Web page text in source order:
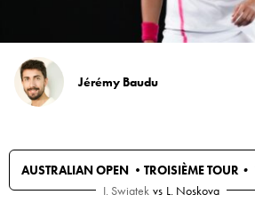
Jérémy Baudu
AUSTRALIAN OPEN • TROISIÈME TOUR •
I. Swiatek vs L. Noskova